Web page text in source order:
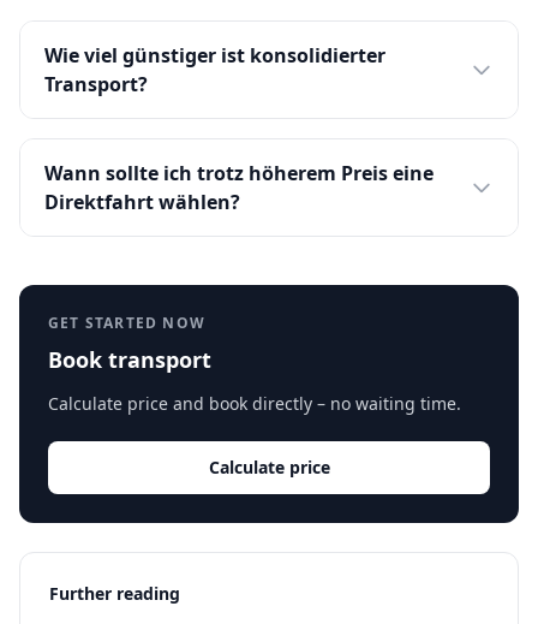
Wie viel günstiger ist konsolidierter
Transport?
Wann sollte ich trotz höherem Preis eine
Direktfahrt wählen?
GET STARTED NOW
Book transport
Calculate price and book directly – no waiting time.
Calculate price
Further reading